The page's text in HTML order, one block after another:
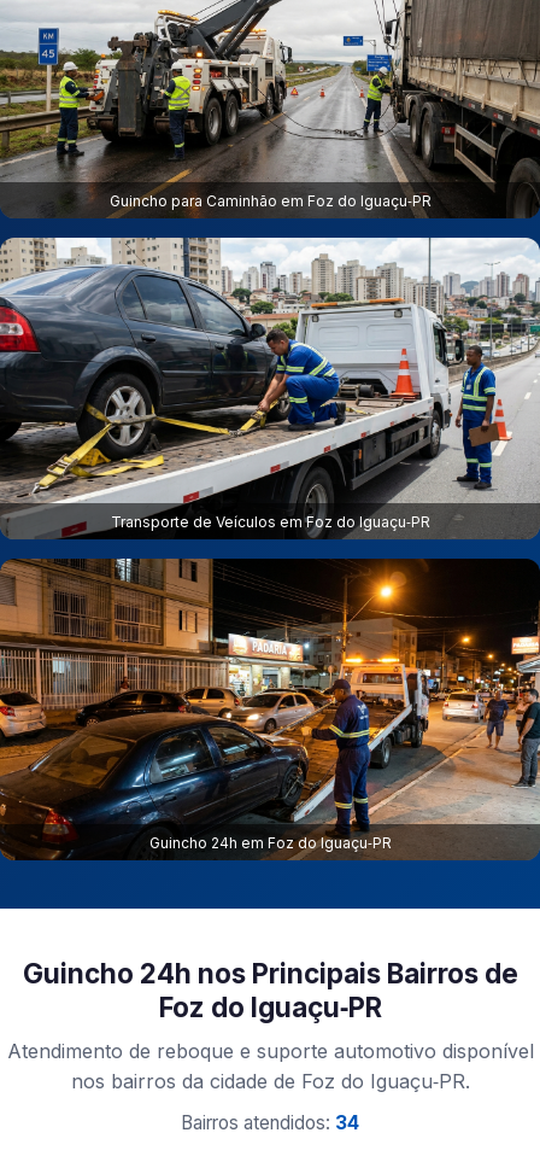
Guincho para Caminhão em Foz do Iguaçu‑PR
Transporte de Veículos em Foz do Iguaçu‑PR
Guincho 24h em Foz do Iguaçu‑PR
Guincho 24h nos Principais Bairros de
Foz do Iguaçu‑PR
Atendimento de reboque e suporte automotivo disponível
nos bairros da cidade de Foz do Iguaçu‑PR.
Bairros atendidos: 34